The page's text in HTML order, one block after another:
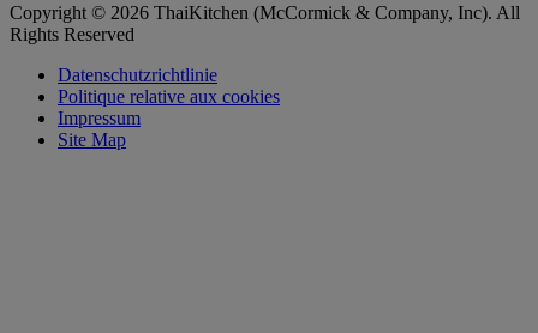
Copyright © 2026 ThaiKitchen (McCormick & Company, Inc). All
Rights Reserved
Datenschutzrichtlinie
Politique relative aux cookies
Impressum
Site Map